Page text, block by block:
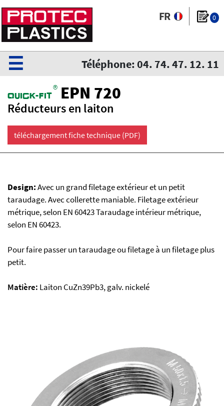
0
Téléphone: 04. 74. 47. 12. 11
☰
QuiCk-fit® EPN 720
Réducteurs en laiton
téléchargement fiche technique (PDF)
Design:Avec un grand filetage extérieur et un petit
taraudage. Avec collerette maniable. Filetage extérieur
métrique, selon EN 60423 Taraudage intérieur métrique,
selon EN 60423.
Pour faire passer un taraudage ou filetage à un filetage plus
petit.
Matière: Laiton CuZn39Pb3, galv. nickelé